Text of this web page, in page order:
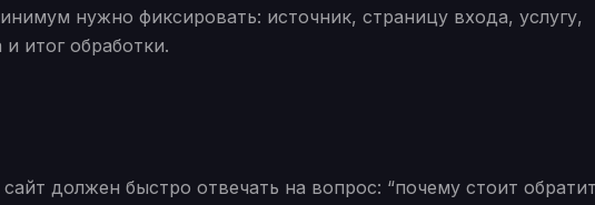
нужно фиксировать: источник, страницу входа, услугу,
итог обработки.
сайт должен быстро отвечать на вопрос: “почему стоит